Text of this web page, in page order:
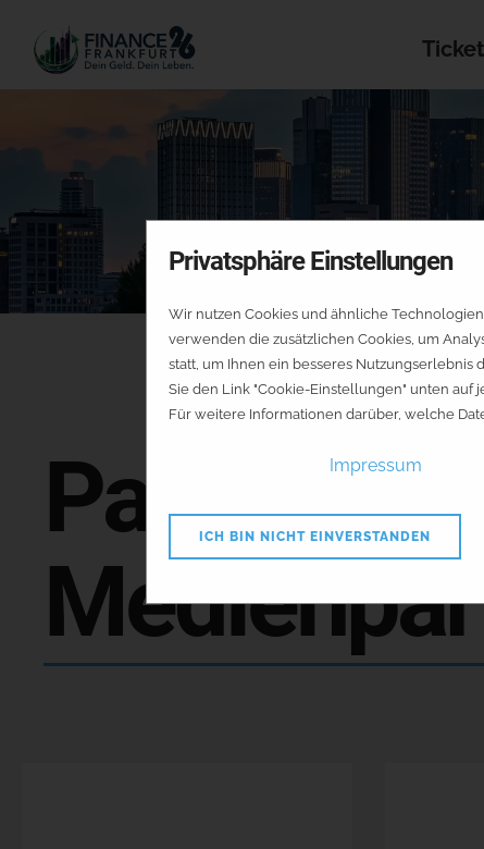
Partner &
Privatsphäre Einstellungen
Wir nutzen Cookies und ähnliche
verwenden die zusätzlichen Cookies, um
statt, um Ihnen ein besseres Nutzungserlebnis
Sie den Link "Cookie-Einstellungen" unten auf
Für weitere Informationen darüber, welche
Impressum
ICH BIN NICHT EINVERSTANDEN